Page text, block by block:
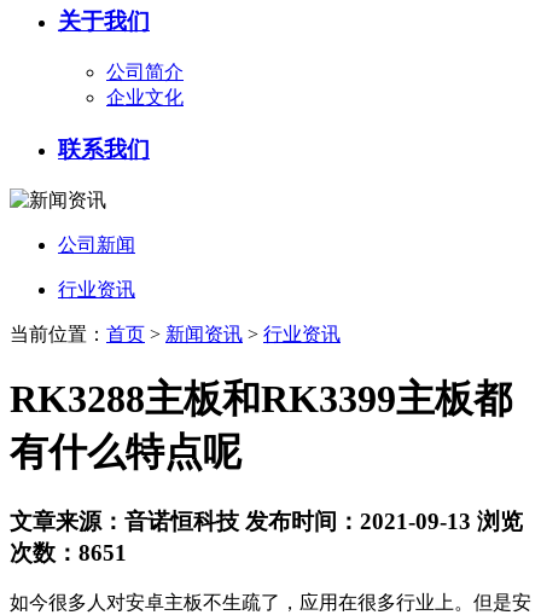
关于我们
公司简介
企业文化
联系我们
公司新闻
行业资讯
当前位置： 首页 > 新闻资讯 > 行业资讯
RK3288主板和RK3399主板都
有什么特点呢
文章来源：音诺恒科技 发布时间：2021-09-13 浏览
次数：8651
如今很多人对安卓主板不生疏了，应用在很多行业上。但是安